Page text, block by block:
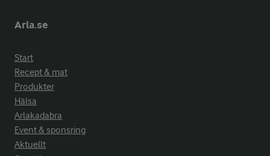
Arla.se
Start
Recept & mat
Produkter
Hälsa
Arlakadabra
Event & sponsring
Aktuellt